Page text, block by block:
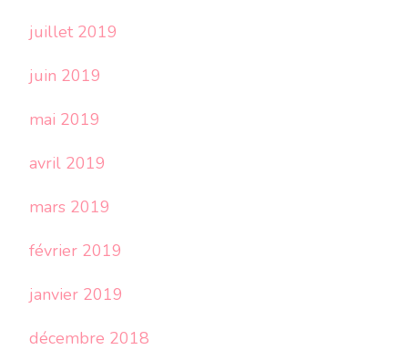
juillet 2019
juin 2019
mai 2019
avril 2019
mars 2019
février 2019
janvier 2019
décembre 2018